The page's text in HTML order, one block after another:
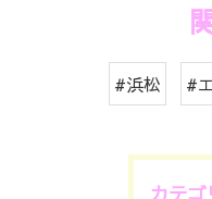
#浜松 #
カテゴ